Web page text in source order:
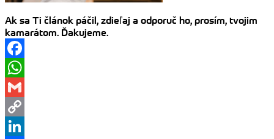
Ak sa Ti článok páčil, zdieľaj a odporuč ho, prosím, tvojim
kamarátom. Ďakujeme.
Facebook
WhatsApp
Gmail
Copy